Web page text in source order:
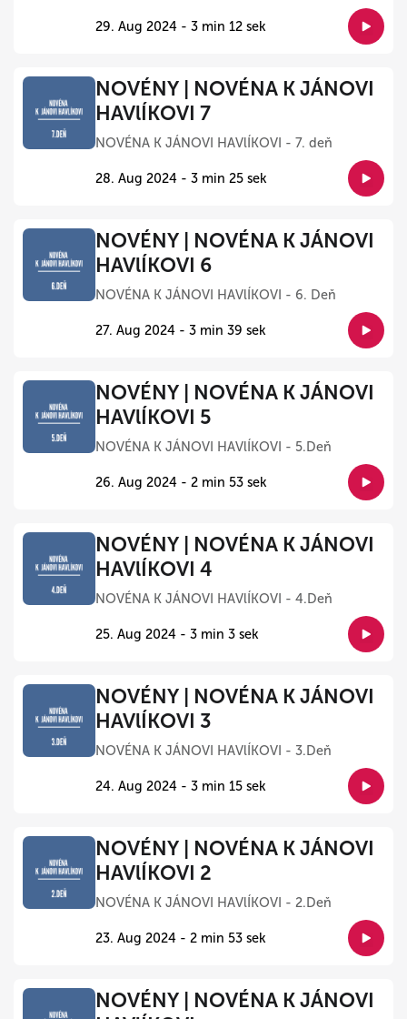
29. Aug 2024 - 3 min 12 sek
NOVÉNY | NOVÉNA K JÁNOVI
HAVlÍKOVI 7
NOVÉNA K JÁNOVI HAVlÍKOVI - 7. deň
28. Aug 2024 - 3 min 25 sek
NOVÉNY | NOVÉNA K JÁNOVI
HAVlÍKOVI 6
NOVÉNA K JÁNOVI HAVlÍKOVI - 6. Deň
27. Aug 2024 - 3 min 39 sek
NOVÉNY | NOVÉNA K JÁNOVI
HAVlÍKOVI 5
NOVÉNA K JÁNOVI HAVlÍKOVI - 5.Deň
26. Aug 2024 - 2 min 53 sek
NOVÉNY | NOVÉNA K JÁNOVI
HAVlÍKOVI 4
NOVÉNA K JÁNOVI HAVlÍKOVI - 4.Deň
25. Aug 2024 - 3 min 3 sek
NOVÉNY | NOVÉNA K JÁNOVI
HAVlÍKOVI 3
NOVÉNA K JÁNOVI HAVlÍKOVI - 3.Deň
24. Aug 2024 - 3 min 15 sek
NOVÉNY | NOVÉNA K JÁNOVI
HAVlÍKOVI 2
NOVÉNA K JÁNOVI HAVlÍKOVI - 2.Deň
23. Aug 2024 - 2 min 53 sek
NOVÉNY | NOVÉNA K JÁNOVI